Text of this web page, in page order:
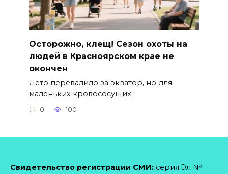
Осторожно, клещ! Сезон охоты на
людей в Красноярском крае не
окончен
Лето перевалило за экватор, но для
маленьких кровососущих
0 100
Свидетельство регистрации СМИ: серия Эл №